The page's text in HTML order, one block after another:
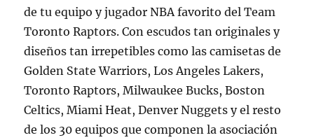
de tu equipo y jugador NBA favorito del Team
Toronto Raptors. Con escudos tan originales y
diseños tan irrepetibles como las camisetas de
Golden State Warriors, Los Angeles Lakers,
Toronto Raptors, Milwaukee Bucks, Boston
Celtics, Miami Heat, Denver Nuggets y el resto
de los 30 equipos que componen la asociación